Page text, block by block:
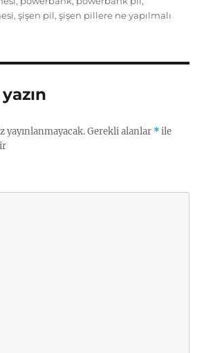
,şişen pil,şişen pillere ne yapılmalı
yayınlanmayacak. Gerekli alanlar *ile